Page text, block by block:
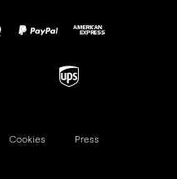
Cookies Press